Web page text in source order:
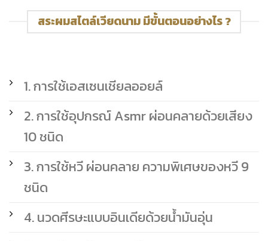
สระผมสไตล์เวียดนาม มีขั้นตอนอย่างไร ?
1. การใช้เอสเซนเชียลออยล์
2. การใช้อุปกรณ์ Asmr ผ่อนคลายด้วยเสียง
10 ชนิด
3. การใช้หวี ผ่อนคลาย ความพิเศษของหวี 9
ชนิด
4. นวดศีรษะแบบอินเดียด้วยน้ำมันอุ่น